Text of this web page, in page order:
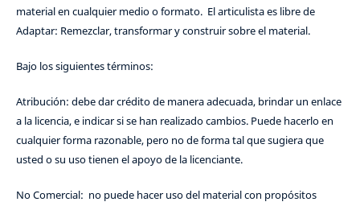
material en cualquier medio o formato. El articulista es libre de
Adaptar: Remezclar, transformar y construir sobre el material.
Bajo los siguientes términos:
Atribución: debe dar crédito de manera adecuada, brindar un enlace
a la licencia, e indicar si se han realizado cambios. Puede hacerlo en
cualquier forma razonable, pero no de forma tal que sugiera que
usted o su uso tienen el apoyo de la licenciante.
No Comercial: no puede hacer uso del material con propósitos